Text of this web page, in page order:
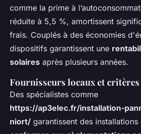
comme la prime à
réduite à 5,5 %, amortissent
frais. Couplés à des économies
dispositifs garantissent une
solaires après plusieurs années.
Fournisseurs locaux et
Des spécialistes comme
https://ap3elec.fr/installation-
niort/ garantissent des